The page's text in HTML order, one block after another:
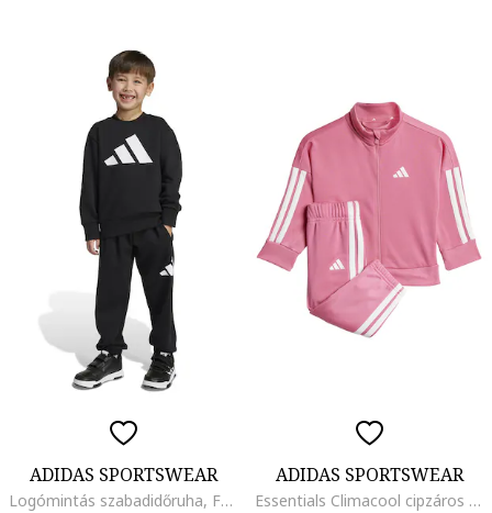
ADIDAS SPORTSWEAR
Logómintás szabadidőruha, Fehér/Fekete
ADIDAS SPORTSWEAR
Essentials Climacool cipzáros szabadidőruha, Fehér/Rózsaszín